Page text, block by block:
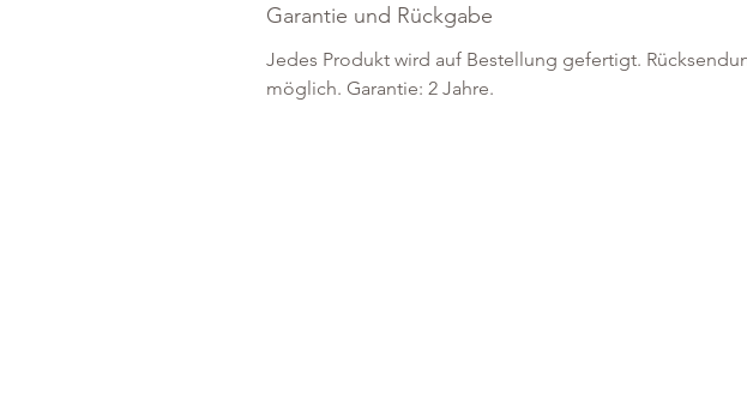
Garantie und Rückgabe
Jedes Produkt wird auf Bestellung gefertigt.
möglich. Garantie: 2 Jahre.